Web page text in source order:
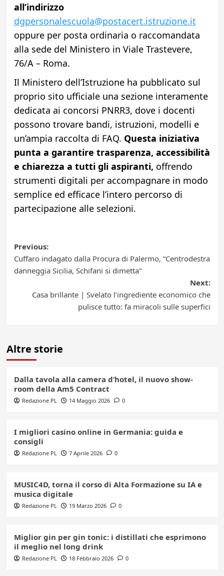
all’indirizzo
dgpersonalescuola@postacert.istruzione.it
oppure per posta ordinaria o raccomandata
alla sede del Ministero in Viale Trastevere,
76/A – Roma.
Il Ministero dell’Istruzione ha pubblicato sul
proprio sito ufficiale una sezione interamente
dedicata ai concorsi PNRR3, dove i docenti
possono trovare bandi, istruzioni, modelli e
un’ampia raccolta di FAQ. Questa iniziativa
punta a garantire trasparenza, accessibilità
e chiarezza a tutti gli aspiranti, offrendo
strumenti digitali per accompagnare in modo
semplice ed efficace l’intero percorso di
partecipazione alle selezioni.
Post
navigation
Previous:
Cuffaro indagato dalla Procura di Palermo, “Centrodestra
danneggia Sicilia, Schifani si dimetta”
Next:
Casa brillante | Svelato l’ingrediente economico che
pulisce tutto: fa miracoli sulle superfici
Altre storie
Dalla tavola alla camera d’hotel, il nuovo show-
room della Am5 Contract
Redazione PL 14 Maggio 2026 0
I migliori casino online in Germania: guida e
consigli
Redazione PL 7 Aprile 2026 0
MUSIC4D, torna il corso di Alta Formazione su IA e
musica digitale
Redazione PL 19 Marzo 2026 0
Miglior gin per gin tonic: i distillati che esprimono
il meglio nel long drink
Redazione PL 18 Febbraio 2026 0